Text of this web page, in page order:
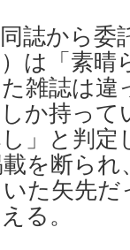
誌から委
は「素晴
雑誌は違
か持って
」と判
を断ら
た矢先
る。